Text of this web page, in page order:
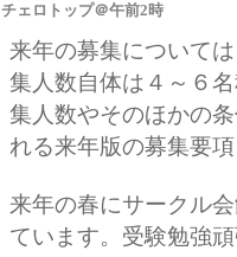
チェロトップ＠午前2時
来年の募集について
集人数自体は４～６
集人数やそのほかの
れる来年版の募集要
来年の春にサークル
ています。受験勉強